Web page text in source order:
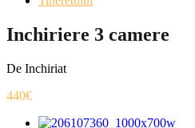
Inchiriere 3 camere
De Inchiriat
440€